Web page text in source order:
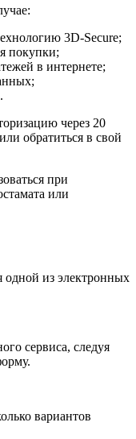
3D-Secure;
покупки;
в интернете;
через 20
обратиться в свой
при
или
одной из электронных
сервиса, следуя
вариантов